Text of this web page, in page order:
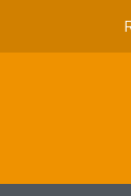
Vai ai contenuti